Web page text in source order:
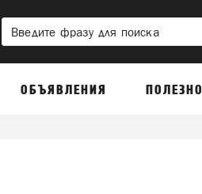
ОБЪЯВЛЕНИЯ ПОЛЕЗНО